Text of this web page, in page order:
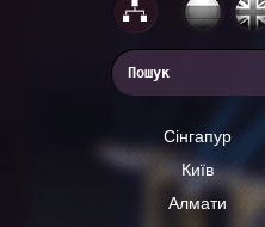
Сінгапур
Київ
Алмати